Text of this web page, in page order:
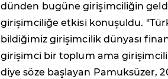
dünden bugüne girişimciliğin
girişimciliğe etkisi konuşuldu.
bildiğimiz girişimcilik dünyası
girişimci bir toplum ama
diye söze başlayan Pamuksüzer,